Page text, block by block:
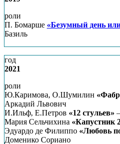
роли
П. Бомарше «Безумный день
Базиль
год
2021
роли
Ю.Каримова, О.Шумилин
Аркадий Львович
И.Ильф, Е.Петров «12 стульев»
Мария Сельчихина «Капустник
Эдуардо де Филиппо «Любовь
Доменико Сориано